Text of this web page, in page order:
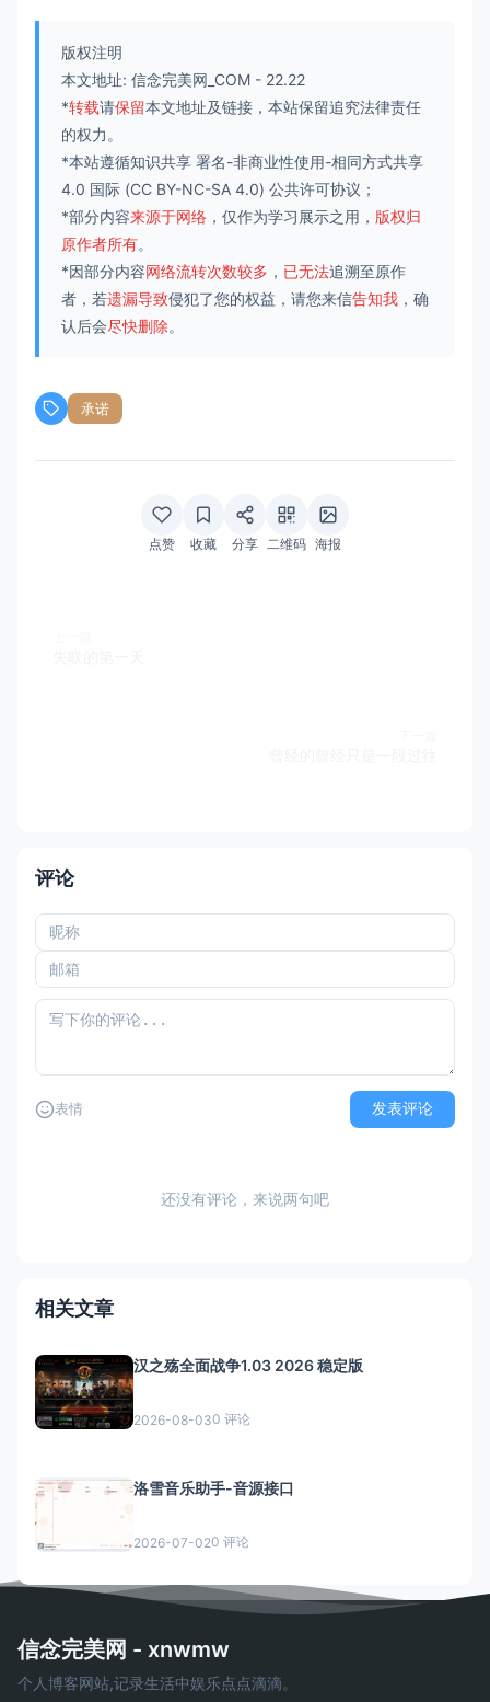
版权注明
本文地址: 信念完美网_COM - 22.22
*转载请保留本文地址及链接，本站保留追究法律责任
的权力。
*本站遵循知识共享 署名-非商业性使用-相同方式共享
4.0 国际 (CC BY-NC-SA 4.0) 公共许可协议；
*部分内容来源于网络 ，仅作为学习展示之用， 版权归
原作者所有。
*因部分内容网络流转次数较多 ， 已无法追溯至原作
者，若遗漏导致侵犯了您的权益，请您来信告知我 ，确
认后会尽快删除。
承诺
点赞 收藏 分享 二维码 海报
评论
表情 发表评论
还没有评论，来说两句吧
相关文章
汉之殇全面战争1.03 2026 稳定版
2026-08-030 评论
洛雪音乐助手-音源接口
2026-07-020 评论
信念完美网 - xnwmw
个人博客网站,记录生活中娱乐点点滴滴。